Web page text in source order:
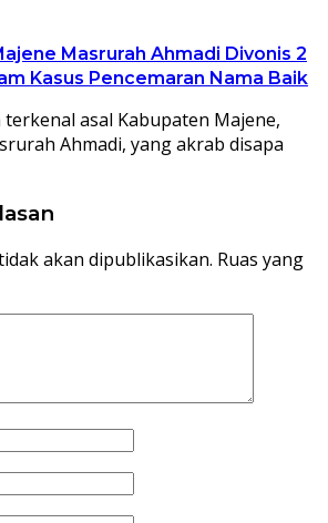
Masrurah Ahmadi Divonis 2
Kasus Pencemaran Nama Baik
asal Kabupaten Majene,
Ahmadi, yang akrab disapa
akan dipublikasikan. Ruas yang